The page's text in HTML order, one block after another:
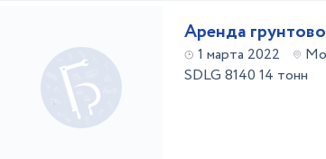
Аренда
1 марта 2022
SDLG 8140 14 тонн